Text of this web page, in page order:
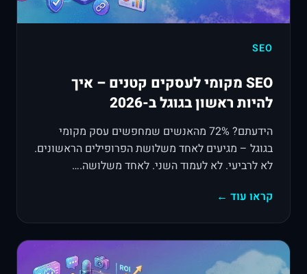
SEO
SEO מקומי לעסקים קטנים – איך
להיות ראשון בגוגל ב-2026
הידעתם? 72% מהאנשים שמחפשים עסק מקומי
בגוגל – מגיעים לאחד משלושת הפרופילים הראשונים.
לא לרביעי. לא לעמוד השני. לאחד משלושה.…
קראו עוד ←